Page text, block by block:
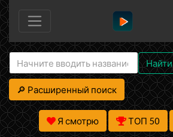
Найти
🔎 Расширенный поиск
Я смотрю ТОП 50